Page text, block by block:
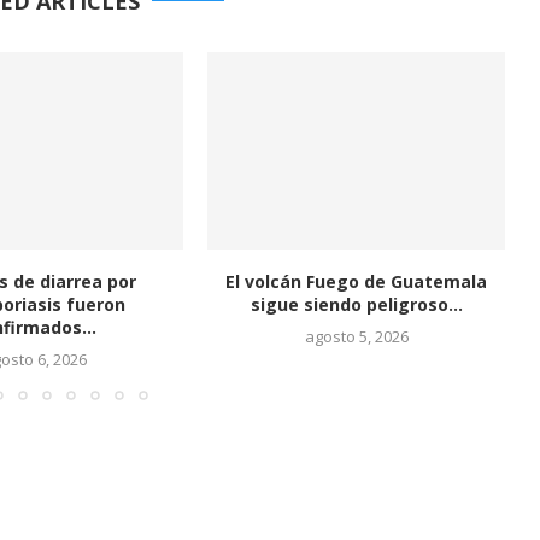
de Guatemala
peligroso...
5, 2026
Un «terreno más firme»
comienza a presentarse en...
agosto 5, 2026